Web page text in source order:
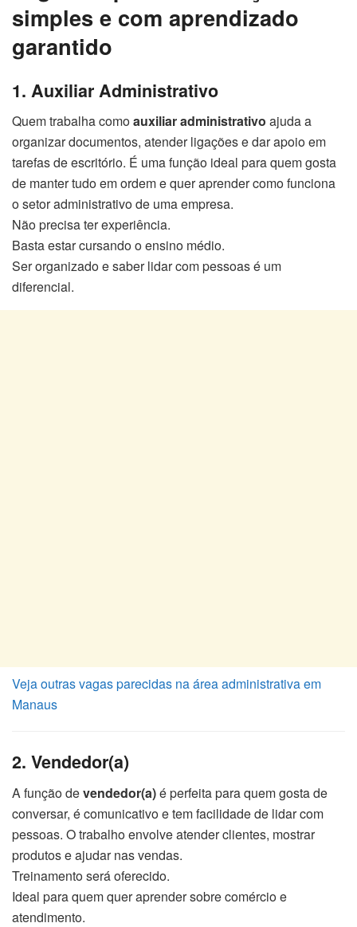
simples e com aprendizado
garantido
1. Auxiliar Administrativo
Quem trabalha comoauxiliar administrativo ajuda a
organizar documentos, atender ligações e dar apoio em
tarefas de escritório. É uma função ideal para quem gosta
de manter tudo em ordem e quer aprender como funciona
o setor administrativo de uma empresa.
Não precisa ter experiência.
Basta estar cursando o ensino médio.
Ser organizado e saber lidar com pessoas é um
diferencial.
Veja outras vagas parecidas na área administrativa em
Manaus
2. Vendedor(a)
A função devendedor(a)é perfeita para quem gosta de
conversar, é comunicativo e tem facilidade de lidar com
pessoas. O trabalho envolve atender clientes, mostrar
produtos e ajudar nas vendas.
Treinamento será oferecido.
Ideal para quem quer aprender sobre comércio e
atendimento.